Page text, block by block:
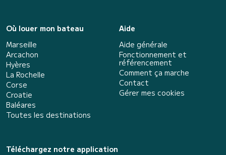
Où louer mon bateau
Marseille
Arcachon
Hyères
La Rochelle
Corse
Croatie
Baléares
Toutes les destinations
Aide
Aide générale
Fonctionnement et
référencement
Comment ça marche
Contact
Gérer mes cookies
Téléchargez notre application